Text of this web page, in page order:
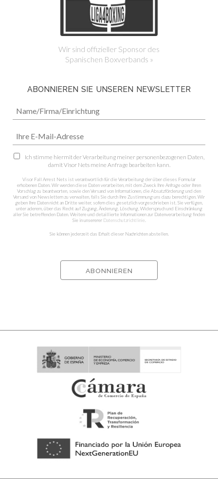
Wir sind offizieller Sponsor des
Spanischen Boxverbands »
ABONNIEREN SIE UNSEREN NEWSLETTER
Ich stimme hiermit der Verarbeitung meiner personenbezogenen Daten,
damit Visor Nets meine Anfrage bearbeiten kann.
Visor Fall Arrest Nets ist verantwortlich für die Verarbeitung der über dieses Formular
erhobenen Daten. Wir werden diese Daten verarbeiten, mit dem Zweck Ihre Anfrage oder Ihren
Vorschlag zu beantworten, sowie den Versand von Informationen, die Absatzförderung und den
Versand von Newslettern zu verwalten, falls Sie durch Ihre Zustimmung uns dazu berechtigen. Wir
geben Ihre Daten nicht an Dritte weiter, sofern dies gesetzlich vorgeschrieben ist. Sie verfügen,
unter aderem, über das Recht auf Zugang, Änderung, Löschung, Widerspruch und Einschränkung
aller Sie betreffenden Daten. Weitere und detaillierte Informationen zur Datenverarbeitung finden
Sie in unsererer Datenschutzrichtlinie
Sie können jederzeit das Erhalt dieser Nachrichten abstellen.